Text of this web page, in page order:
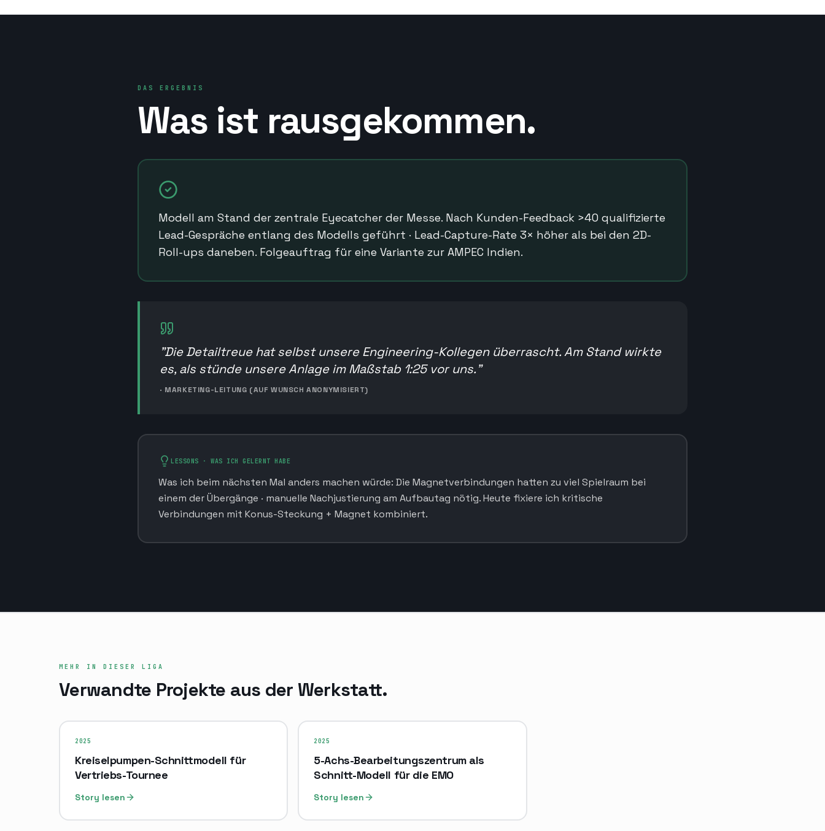
DAS ERGEBNIS
Was ist rausgekommen.
Modell am Stand der zentrale Eyecatcher der Messe. Nach Kunden-Feedback >40 qualifizierte
Lead-Gespräche entlang des Modells geführt · Lead-Capture-Rate 3× höher als bei den 2D-
Roll-ups daneben. Folgeauftrag für eine Variante zur AMPEC Indien.
"Die Detailtreue hat selbst unsere Engineering-Kollegen überrascht. Am Stand wirkte
es, als stünde unsere Anlage im Maßstab 1:25 vor uns."
· MARKETING-LEITUNG (AUF WUNSCH ANONYMISIERT)
LESSONS · WAS ICH GELERNT HABE
Was ich beim nächsten Mal anders machen würde: Die Magnetverbindungen hatten zu viel Spielraum bei
einem der Übergänge · manuelle Nachjustierung am Aufbautag nötig. Heute fixiere ich kritische
Verbindungen mit Konus-Steckung + Magnet kombiniert.
MEHR IN DIESER LIGA
Verwandte Projekte aus der Werkstatt.
2025
Kreiselpumpen-Schnittmodell für
Vertriebs-Tournee
Story lesen
2025
5-Achs-Bearbeitungszentrum als
Schnitt-Modell für die EMO
Story lesen